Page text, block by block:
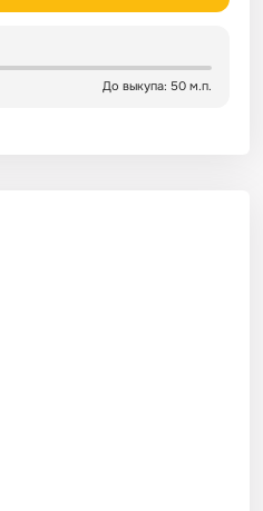
До выкупа: 50 м.п.